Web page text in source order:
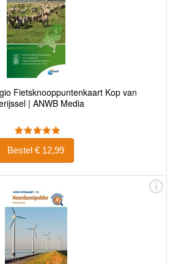
Fietsknooppuntenkaart Kop van
| ANWB Media
Bestel € 12,99